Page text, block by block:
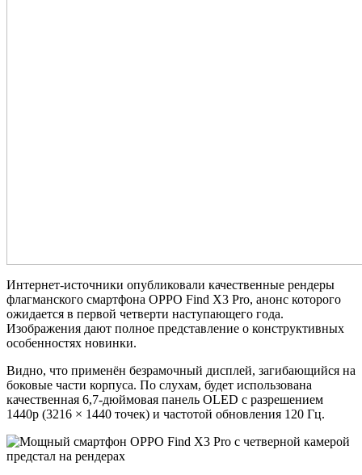
Интернет-источники опубликовали качественные рендеры
флагманского смартфона OPPO Find X3 Pro, анонс которого
ожидается в первой четверти наступающего года.
Изображения дают полное представление о конструктивных
особенностях новинки.
Видно, что применён безрамочный дисплей, загибающийся на
боковые части корпуса. По слухам, будет использована
качественная 6,7-дюймовая панель OLED с разрешением
1440p (3216 × 1440 точек) и частотой обновления 120 Гц.